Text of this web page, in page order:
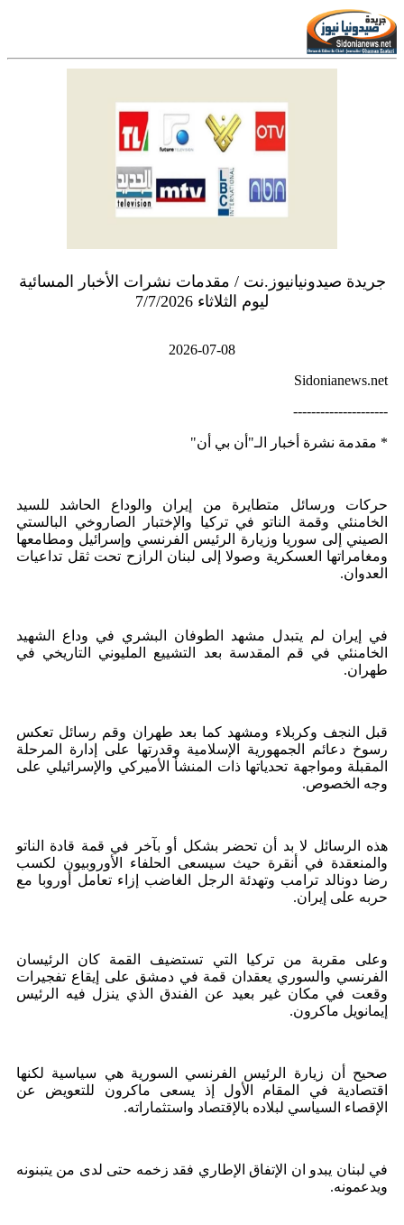
جريدة صيدونيانيوز.نت / مقدمات نشرات الأخبار المسائية
ليوم الثلاثاء 7/7/2026
2026-07-08
Sidonianews.net
---------------------
* مقدمة نشرة أخبار الـ"أن بي أن"
حركات ورسائل متطايرة من إيران والوداع الحاشد للسيد
الخامنئي وقمة الناتو في تركيا والإختبار الصاروخي البالستي
الصيني إلى سوريا وزيارة الرئيس الفرنسي وإسرائيل ومطامعها
ومغامراتها العسكرية وصولا إلى لبنان الرازح تحت ثقل تداعيات
العدوان.
في إيران لم يتبدل مشهد الطوفان البشري في وداع الشهيد
الخامنئي في قم المقدسة بعد التشييع المليوني التاريخي في
طهران.
قبل النجف وكربلاء ومشهد كما بعد طهران وقم رسائل تعكس
رسوخ دعائم الجمهورية الإسلامية وقدرتها على إدارة المرحلة
المقبلة ومواجهة تحدياتها ذات المنشأ الأميركي والإسرائيلي على
وجه الخصوص.
هذه الرسائل لا بد أن تحضر بشكل أو بآخر في قمة قادة الناتو
والمنعقدة في أنقرة حيث سيسعى الحلفاء الأوروبيون لكسب
رضا دونالد ترامب وتهدئة الرجل الغاضب إزاء تعامل أوروبا مع
حربه على إيران.
وعلى مقربة من تركيا التي تستضيف القمة كان الرئيسان
الفرنسي والسوري يعقدان قمة في دمشق على إيقاع تفجيرات
وقعت في مكان غير بعيد عن الفندق الذي ينزل فيه الرئيس
إيمانويل ماكرون.
صحيح أن زيارة الرئيس الفرنسي السورية هي سياسية لكنها
اقتصادية في المقام الأول إذ يسعى ماكرون للتعويض عن
الإقصاء السياسي لبلاده بالإقتصاد واستثماراته.
في لبنان يبدو ان الإتفاق الإطاري فقد زخمه حتى لدى من يتبنونه
ويدعمونه.